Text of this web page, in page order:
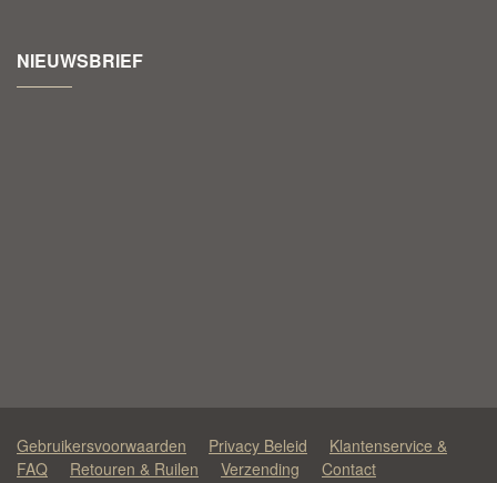
NIEUWSBRIEF
Gebruikersvoorwaarden Privacy Beleid
Klantenservice &
FAQ
Retouren & Ruilen Verzending Contact